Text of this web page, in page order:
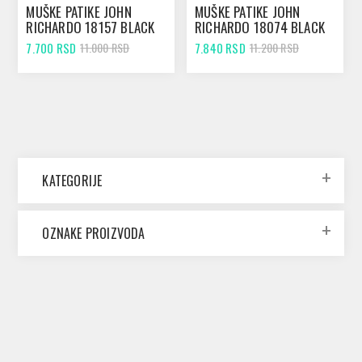
MUŠKE PATIKE JOHN
RICHARDO 18157 BLACK
7.700 RSD 11.000 RSD
MUŠKE PATIKE JOHN
RICHARDO 18074 BLACK
7.840 RSD 11.200 RSD
KATEGORIJE
OZNAKE PROIZVODA